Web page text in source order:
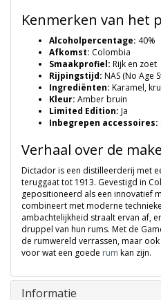
Kenmerken van het
Alcoholpercentage: 40%
Afkomst: Colombia
Smaakprofiel: Rijk en zoet
Rijpingstijd: NAS (No Age
Ingrediënten: Karamel,
Kleur: Amber bruin
Limited Edition: Ja
Inbegrepen accessoires:
Verhaal over de
Dictador is een distilleerderij met
teruggaat tot 1913. Gevestigd in
gepositioneerd als een innovatief
combineert met moderne
ambachtelijkheid straalt ervan af,
druppel van hun rums. Met de
de rumwereld verrassen, maar
voor wat een goede rum kan zijn.
Informatie